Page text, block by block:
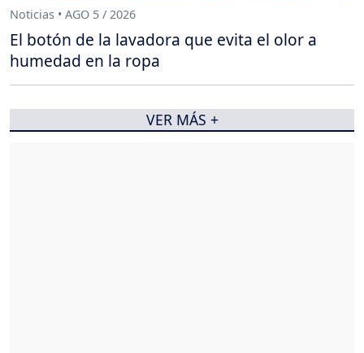
Noticias • AGO 5 / 2026
El botón de la lavadora que evita el olor a
humedad en la ropa
VER MÁS +